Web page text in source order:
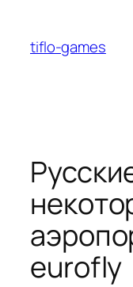
содержимому
tiflo-games
eurofly